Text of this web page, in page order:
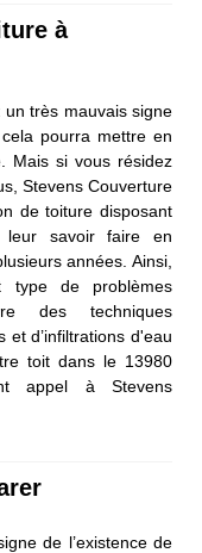
à
très mauvais signe
pourra mettre en
Mais si vous résidez
Stevens Couverture
de toiture disposant
leur savoir faire en
années. Ainsi,
de problèmes
des techniques
d’infiltrations d'eau
toit dans le 13980
appel à Stevens
de l’existence de